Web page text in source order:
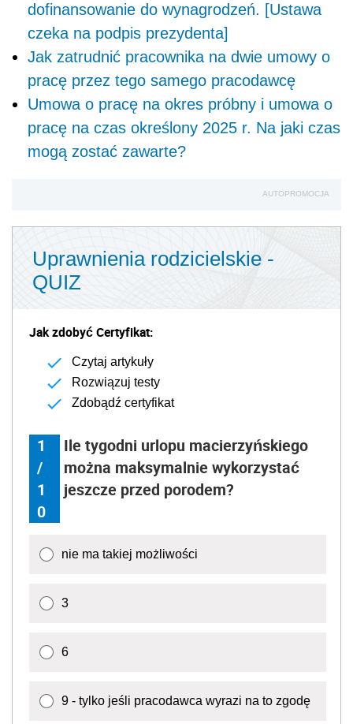
dofinansowanie do wynagrodzeń. [Ustawa
czeka na podpis prezydenta]
Jak zatrudnić pracownika na dwie umowy o
pracę przez tego samego pracodawcę
Umowa o pracę na okres próbny i umowa o
pracę na czas określony 2025 r. Na jaki czas
mogą zostać zawarte?
AUTOPROMOCJA
Uprawnienia rodzicielskie -
QUIZ
Jak zdobyć Certyfikat:
Czytaj artykuły
Rozwiązuj testy
Zdobądź certyfikat
1
/
1
0
Ile tygodni urlopu macierzyńskiego
można maksymalnie wykorzystać
jeszcze przed porodem?
nie ma takiej możliwości
3
6
9 - tylko jeśli pracodawca wyrazi na to zgodę